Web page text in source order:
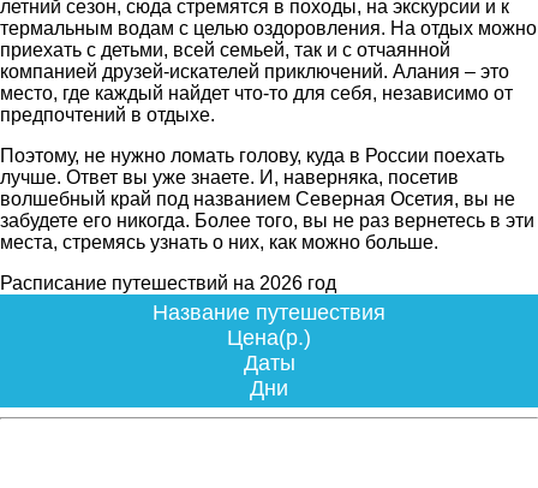
летний сезон, сюда стремятся в походы, на экскурсии и к
термальным водам с целью оздоровления. На отдых можно
приехать с детьми, всей семьей, так и с отчаянной
компанией друзей-искателей приключений. Алания – это
место, где каждый найдет что-то для себя, независимо от
предпочтений в отдыхе.
Поэтому, не нужно ломать голову, куда в России поехать
лучше. Ответ вы уже знаете. И, наверняка, посетив
волшебный край под названием Северная Осетия, вы не
забудете его никогда. Более того, вы не раз вернетесь в эти
места, стремясь узнать о них, как можно больше.
Расписание путешествий на 2026 год
Название путешествия
Цена(р.)
Даты
Дни